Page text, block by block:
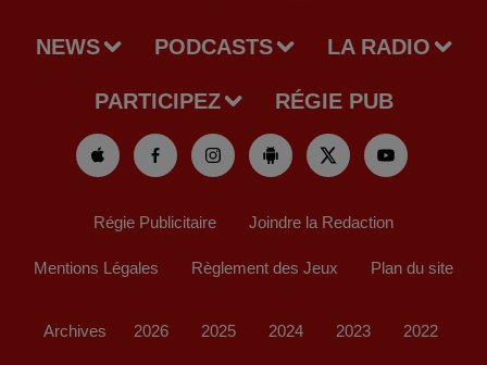
NEWS PODCASTS LA RADIO
PARTICIPEZ RÉGIE PUB
Régie Publicitaire Joindre la Redaction
Mentions Légales Règlement des Jeux Plan du site
Archives 2026 2025 2024 2023 2022